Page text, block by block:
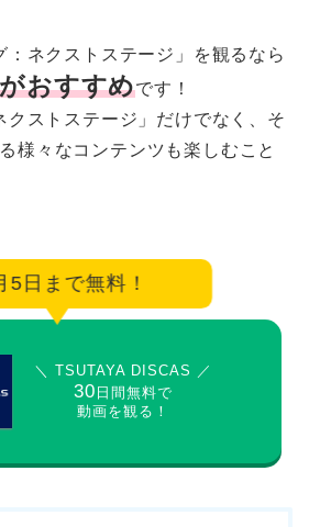
：ネクストステージ」を観るなら
がおすすめです！
クストステージ」だけでなく、そ
様々なコンテンツも楽しむこと
5日まで無料！
＼ TSUTAYA DISCAS ／
30 日間無料で
動画を観る！